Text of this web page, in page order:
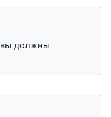
вы должны